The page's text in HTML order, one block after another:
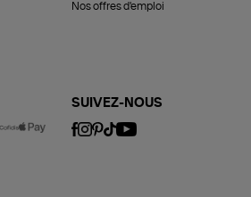
Nos offres d'emploi
SUIVEZ-NOUS